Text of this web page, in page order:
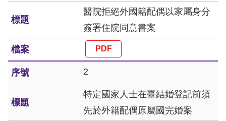
核
人
權
公
約
醫院拒絕外國籍配偶以家屬身分
簽署住院同意書案
2
特定國家人士在臺結婚登記前須
先於外籍配偶原屬國完婚案